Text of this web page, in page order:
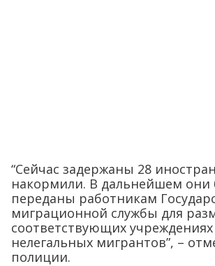
“Сейчас задержаны 28
накормили. В дальнейшем они
переданы работникам
миграционной службы для
соответствующих учреждениях
нелегальных мигрантов”, –
полиции.